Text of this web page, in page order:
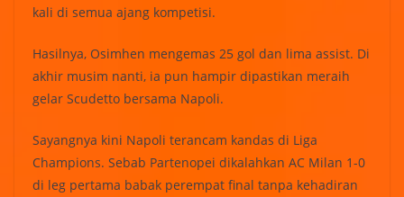
kali di semua ajang kompetisi.
Hasilnya, Osimhen mengemas 25 gol dan lima assist. Di
akhir musim nanti, ia pun hampir dipastikan meraih
gelar Scudetto bersama Napoli.
Sayangnya kini Napoli terancam kandas di Liga
Champions. Sebab Partenopei dikalahkan AC Milan 1-0
di leg pertama babak perempat final tanpa kehadiran